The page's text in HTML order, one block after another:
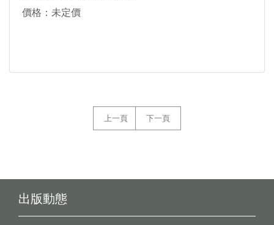
價格：未定價
上一頁 下一頁
出版動態